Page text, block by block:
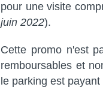
pour une visite
juin 2022).
Cette promo n'est
remboursables et
le parking est